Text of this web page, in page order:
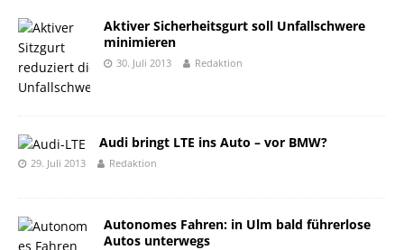
Aktiver Sicherheitsgurt soll Unfallschwere
minimieren
30. Juli 2013 Redaktion
Audi bringt LTE ins Auto – vor BMW?
29. Juli 2013 Redaktion
Autonomes Fahren: in Ulm bald führerlose
Autos unterwegs